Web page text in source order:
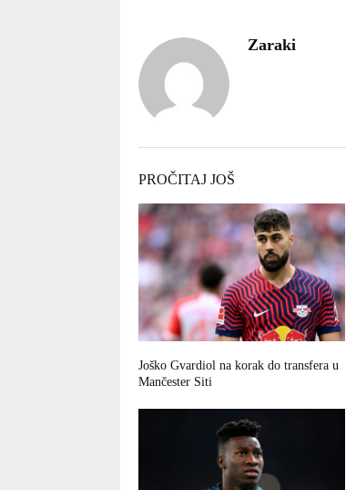
Zaraki
PROČITAJ JOŠ
Joško Gvardiol na korak do transfera u
Mančester Siti